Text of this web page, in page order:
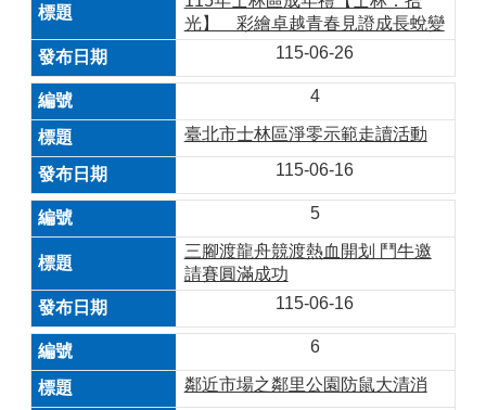
光】 彩繪卓越青春見證成長蛻變
115-06-26
4
臺北市士林區淨零示範走讀活動
115-06-16
5
三腳渡龍舟競渡熱血開划 鬥牛邀
請賽圓滿成功
115-06-16
6
鄰近市場之鄰里公園防鼠大清消